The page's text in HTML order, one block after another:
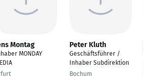
Montag
MONDAY
Peter Kluth
Geschäftsführer /
Inhaber Subdirektion
Bochum